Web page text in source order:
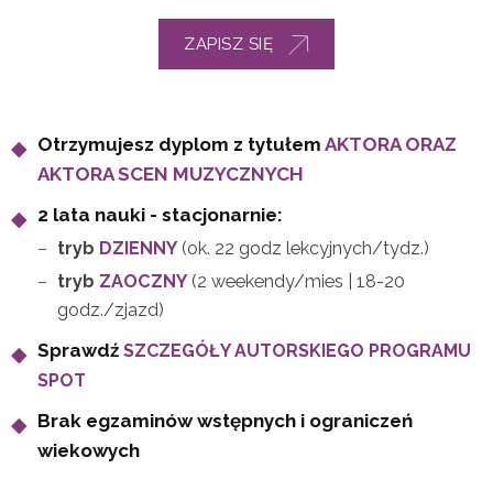
ZAPISZ SIĘ
Otrzymujesz dyplom z tytułem AKTORA ORAZ
AKTORA SCEN MUZYCZNYCH
2 lata nauki - stacjonarnie:
tryb DZIENNY(ok. 22 godz lekcyjnych/tydz.)
tryb ZAOCZNY(2 weekendy/mies | 18-20
godz./zjazd)
Sprawdź SZCZEGÓŁY AUTORSKIEGO PROGRAMU
SPOT
Brak egzaminów wstępnych i ograniczeń
wiekowych